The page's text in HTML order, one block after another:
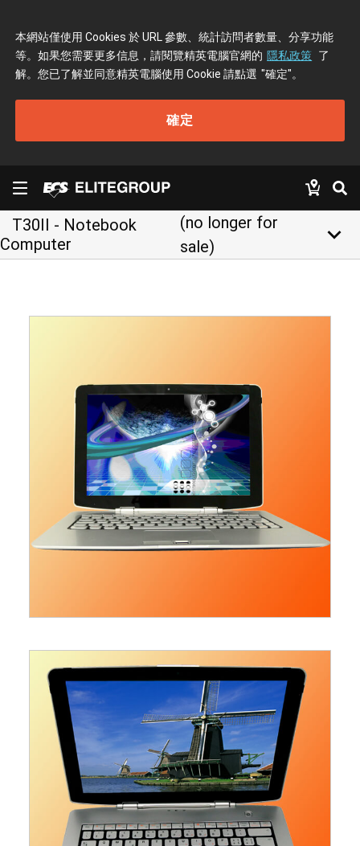
本網站僅使用 Cookies 於 URL 參數、統計訪問者數量、分享功能
等。如果您需要更多信息，請閱覽精英電腦官網的 隱私政策 了
解。您已了解並同意精英電腦使用 Cookie 請點選 "確定"。
確定
T30II - Notebook
Computer
(no longer for
sale)
keyboard_arrow_down